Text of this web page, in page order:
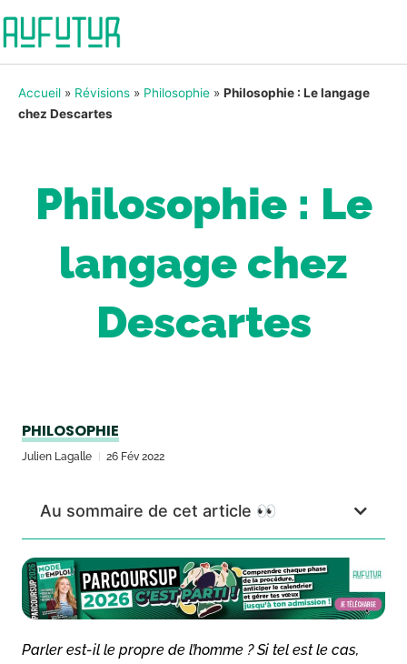
Accueil » Révisions » Philosophie » Philosophie : Le langage
chez Descartes
Philosophie : Le
langage chez
Descartes
PHILOSOPHIE
Julien Lagalle 26 Fév 2022
Au sommaire de cet article 👀
Parler est-il le propre de l’homme ? Si tel est le cas,